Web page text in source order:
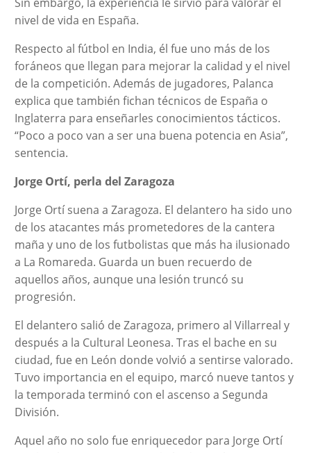
nivel de vida en España.
Respecto al fútbol en India, él fue uno más de los
foráneos que llegan para mejorar la calidad y el nivel
de la competición. Además de jugadores, Palanca
explica que también fichan técnicos de España o
Inglaterra para enseñarles conocimientos tácticos.
“Poco a poco van a ser una buena potencia en Asia”,
sentencia.
Jorge Ortí, perla del Zaragoza
Jorge Ortí suena a Zaragoza. El delantero ha sido uno
de los atacantes más prometedores de la cantera
maña y uno de los futbolistas que más ha ilusionado
a La Romareda. Guarda un buen recuerdo de
aquellos años, aunque una lesión truncó su
progresión.
El delantero salió de Zaragoza, primero al Villarreal y
después a la Cultural Leonesa. Tras el bache en su
ciudad, fue en León donde volvió a sentirse valorado.
Tuvo importancia en el equipo, marcó nueve tantos y
la temporada terminó con el ascenso a Segunda
División.
Aquel año no solo fue enriquecedor para Jorge Ortí